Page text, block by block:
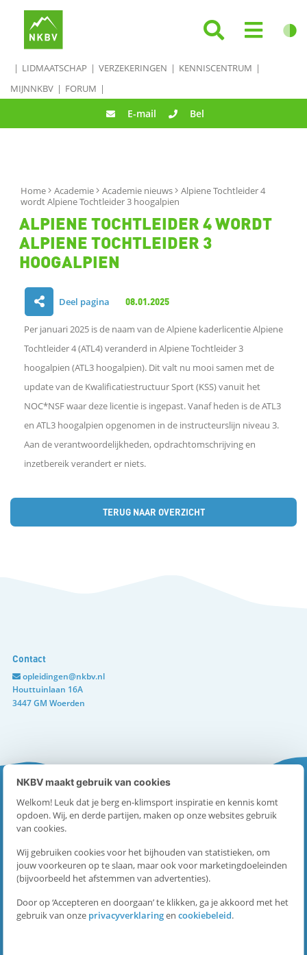
NKBV maakt gebruik van cookies
Welkom! Leuk dat je berg en-klimsport inspiratie en kennis komt
opdoen. Wij, en derde partijen, maken op onze websites gebruik
van cookies.
Wij gebruiken cookies voor het bijhouden van statistieken, om
jouw voorkeuren op te slaan, maar ook voor marketingdoeleinden
(bijvoorbeeld het afstemmen van advertenties).
Door op ‘Accepteren en doorgaan’ te klikken, ga je akkoord met het
gebruik van onze privacyverklaringencookiebeleid.
LIDMAATSCHAP VERZEKERINGEN
KENNISCENTRUM
MIJNNKBV
FORUM
E-mail Bel
Home Academie Academie nieuws
Alpiene Tochtleider 4
wordt Alpiene Tochtleider 3 hoogalpien
ALPIENE TOCHTLEIDER 4 WORDT
ALPIENE TOCHTLEIDER 3
HOOGALPIEN
Deel pagina 08.01.2025
l
e
n
b
k
D
e
Per januari 2025 is de naam van de Alpiene kaderlicentie Alpiene
Tochtleider 4 (ATL4) veranderd in Alpiene Tochtleider 3
hoogalpien (ATL3 hoogalpien). Dit valt nu mooi samen met de
update van de Kwalificatiestructuur Sport (KSS) vanuit het
NOC*NSF waar deze licentie is ingepast. Vanaf heden is de ATL3
en ATL3 hoogalpien opgenomen in de instructeurslijn niveau 3.
Aan de verantwoordelijkheden, opdrachtomschrijving en
inzetbereik verandert er niets.
TERUG NAAR OVERZICHT
Contact
opleidingen@nkbv.nl
Houttuinlaan 16A
3447 GM Woerden
Handige pagina's
Over ons
Vacatures
Regio's en secties